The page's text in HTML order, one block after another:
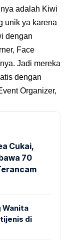
adalah Kiwi
unik ya karena
dengan
Face
Jadi mereka
dengan
Organizer,
Cukai,
70
Wanita
di